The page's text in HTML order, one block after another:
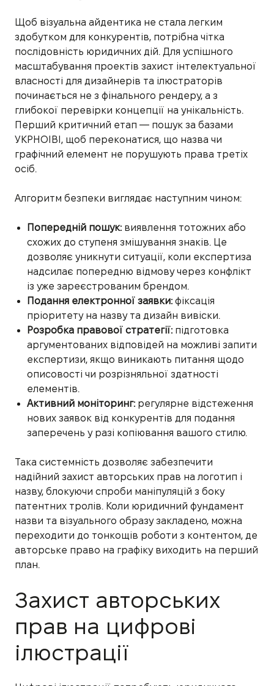
Щоб візуальна айдентика не стала легким
здобутком для конкурентів, потрібна чітка
послідовність юридичних дій. Для успішного
масштабування проектів захист інтелектуальної
власності для дизайнерів та ілюстраторів
починається не з фінального рендеру, а з
глибокої перевірки концепції на унікальність.
Перший критичний етап — пошук за базами
УКРНОІВІ, щоб переконатися, що назва чи
графічний елемент не порушують права третіх
осіб.
Алгоритм безпеки виглядає наступним чином:
Попередній пошук:виявлення тотожних або
схожих до ступеня змішування знаків. Це
дозволяє уникнути ситуації, коли експертиза
надсилає попередню відмову через конфлікт
із уже зареєстрованим брендом.
Подання електронної заявки:фіксація
пріоритету на назву та дизайн вивіски.
Розробка правової стратегії:підготовка
аргументованих відповідей на можливі запити
експертизи, якщо виникають питання щодо
описовості чи розрізняльної здатності
елементів.
Активний моніторинг:регулярне відстеження
нових заявок від конкурентів для подання
заперечень у разі копіювання вашого стилю.
Така системність дозволяє забезпечити
надійний захист авторських прав на логотип і
назву, блокуючи спроби маніпуляцій з боку
патентних тролів. Коли юридичний фундамент
назви та візуального образу закладено, можна
переходити до тонкощів роботи з контентом, де
авторське право на графіку виходить на перший
план.
Захист авторських
прав на цифрові
ілюстрації